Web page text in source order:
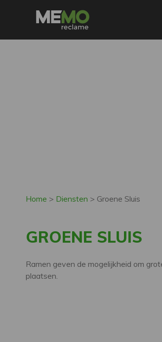
Home > Diensten > Groene Sluis
GROENE SLUIS
Ramen geven de mogelijkheid om
plaatsen.